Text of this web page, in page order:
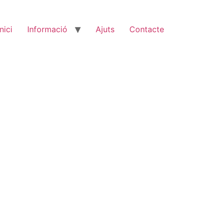
Informació Ajuts Contacte